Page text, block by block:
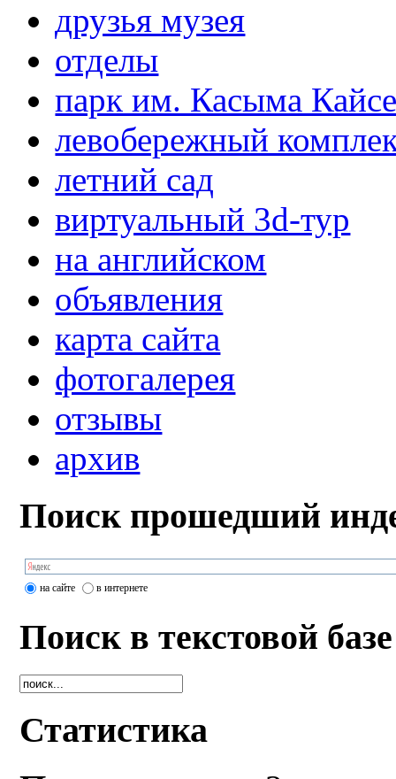
друзья музея
отделы
парк им. Касыма
левобережный
летний сад
виртуальный 3d-тур
на английском
объявления
карта сайта
фотогалерея
отзывы
архив
Поиск прошедший
на сайте в интернете
Поиск в текстовой базе
Статистика